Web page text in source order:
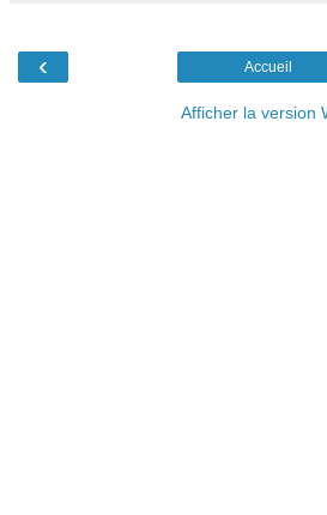
‹ Accueil
Afficher la version